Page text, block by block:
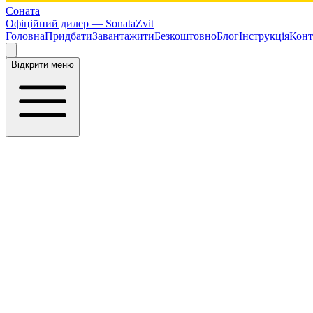
Соната
Офіційний дилер — SonataZvit
ГоловнаПридбатиЗавантажитиБезкоштовноБлогІнструкція
Відкрити меню